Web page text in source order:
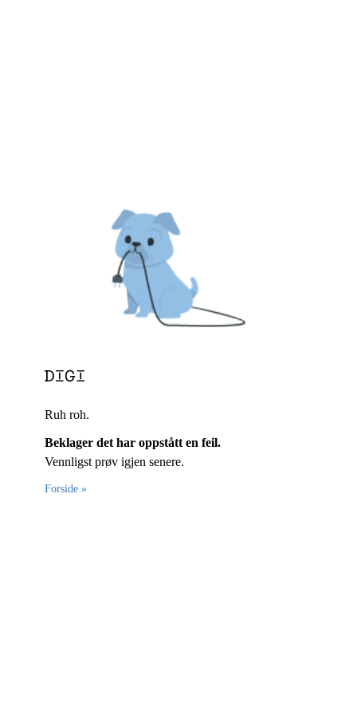
Ruh roh.
Beklager det har oppstått en feil.
Vennligst prøv igjen senere.
Forside »